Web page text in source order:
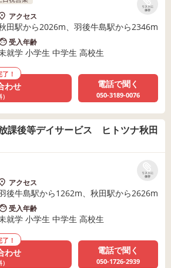
リストに
保存
アクセス
田駅から2026m、羽後牛島駅から2346m
受入年齢
就学 小学生 中学生 高校生
！
わせ 電話で聞く
050-3189-0076
課後等デイサービス ヒトツナ秋田
リストに
保存
アクセス
後牛島駅から1262m、秋田駅から2626m
受入年齢
就学 小学生 中学生 高校生
！
わせ 電話で聞く
050-1726-2939